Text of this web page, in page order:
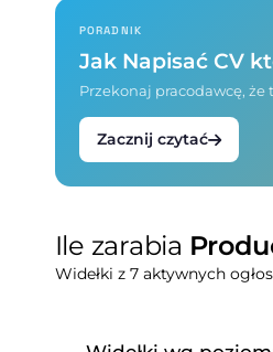
PORADNIK
Jak Napisać CV
Przekonaj pracodawcę,
Zacznij czytać
Ile zarabia
Widełki z 7 aktywnych